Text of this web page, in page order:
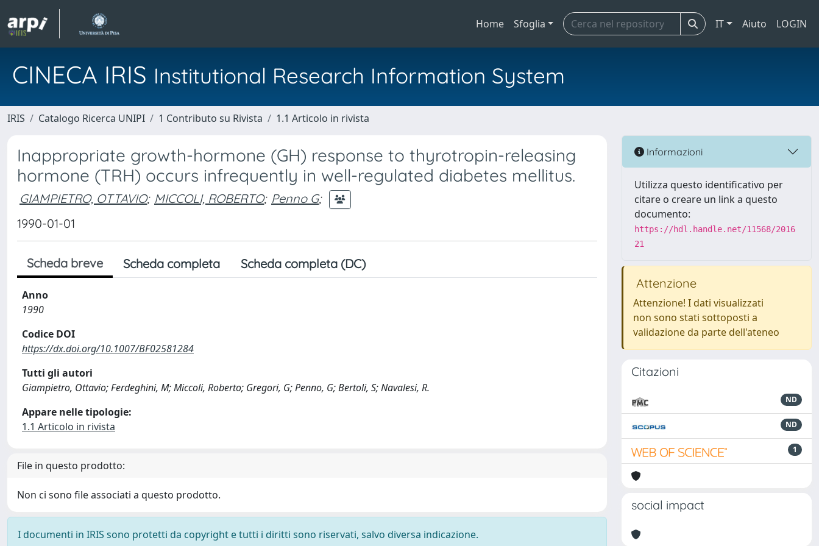
Home Sfoglia IT Aiuto LOGIN
CINECA IRIS Institutional Research Information System
IRIS Catalogo Ricerca UNIPI 1 Contributo su Rivista 1.1 Articolo in rivista
Inappropriate growth-hormone (GH) response to thyrotropin-releasing
hormone (TRH) occurs infrequently in well-regulated diabetes mellitus.
GIAMPIETRO, OTTAVIO; MICCOLI, ROBERTO; Penno G;
1990-01-01
Scheda breve Scheda completa Scheda completa (DC)
Anno
1990
Codice DOI
https://dx.doi.org/10.1007/BF02581284
Tutti gli autori
Giampietro, Ottavio; Ferdeghini, M; Miccoli, Roberto; Gregori, G; Penno, G; Bertoli, S; Navalesi, R.
Appare nelle tipologie:
1.1 Articolo in rivista
File in questo prodotto:
Non ci sono file associati a questo prodotto.
I documenti in IRIS sono protetti da copyright e tutti i diritti sono riservati, salvo diversa indicazione.
Informazioni
Utilizza questo identificativo per
citare o creare un link a questo
documento:
https://hdl.handle.net/11568/2016
21
Attenzione
Attenzione! I dati visualizzati
non sono stati sottoposti a
validazione da parte dell'ateneo
Citazioni
ND
ND
1
social impact